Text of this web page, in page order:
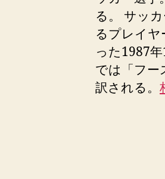
る。 サッ
るプレイヤ
った1987
では「フー
訳される。